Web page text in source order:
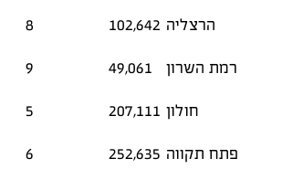
הרצליה 102,642
8
רמת השרון 49,061
9
חולון 207,111
5
פתח תקווה 252,635
6